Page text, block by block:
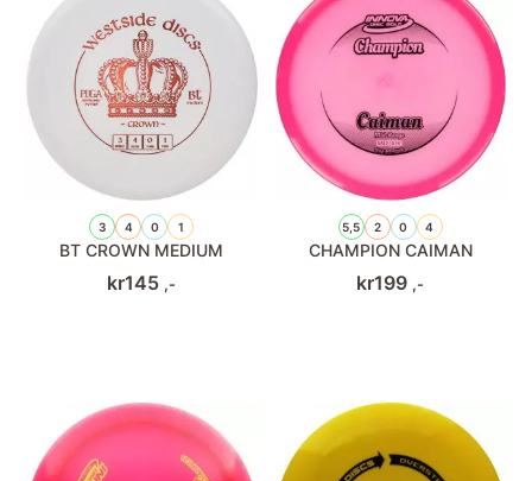
3 4 0 1
BT CROWN MEDIUM
kr145 ,-
5,5 2 0 4
CHAMPION CAIMAN
kr199 ,-